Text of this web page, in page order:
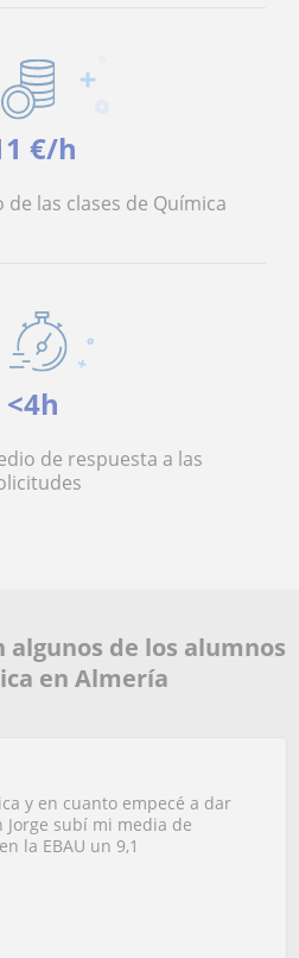
€/h
de las clases de Química
<4h
de respuesta a las
algunos de los alumnos
en Almería
y en cuanto empecé a dar
Jorge subí mi media de
la EBAU un 9,1